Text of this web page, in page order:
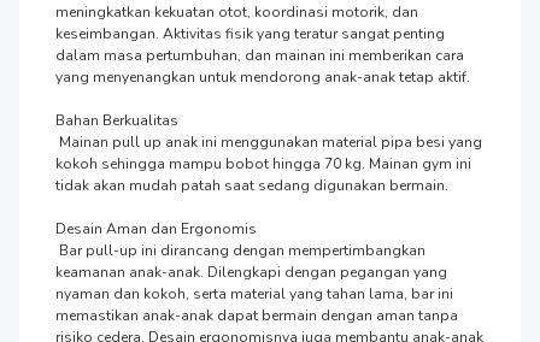
meningkatkan kekuatan otot, koordinasi motorik, dan
keseimbangan. Aktivitas fisik yang teratur sangat penting
dalam masa pertumbuhan, dan mainan ini memberikan cara
yang menyenangkan untuk mendorong anak-anak tetap aktif.
Bahan Berkualitas
kokoh sehingga mampu bobot hingga 70 kg. Mainan gym ini
tidak akan mudah patah saat sedang digunakan bermain.
Desain Aman dan Ergonomis
keamanan anak-anak. Dilengkapi dengan pegangan yang
nyaman dan kokoh, serta material yang tahan lama, bar ini
memastikan anak-anak dapat bermain dengan aman tanpa
risiko cedera. Desain ergonomisnya juga membantu anak-anak